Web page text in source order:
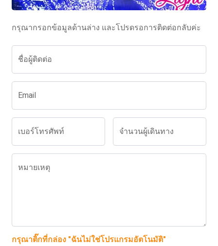
กรุณากรอกข้อมูลด้านล่าง และโปรดรอการติดต่อกลับค่ะ
ชื่อผู้ติดต่อ
Email
เบอร์โทรศัพท์ จำนวนผู้เดินทาง
หมายเหตุ
กรุณาติ๊กที่กล่อง "ฉันไม่ใช่โปรแกรมอัตโนมัติ"